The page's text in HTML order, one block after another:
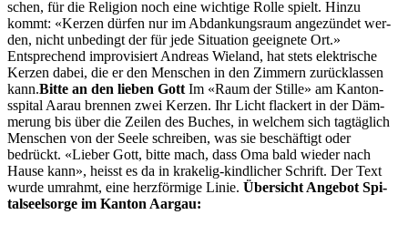
schen, für die Reli­gion noch eine wichtige Rolle spielt. Hinzu
kommt: «Kerzen dür­fen nur im Abdankungsraum angezün­det wer­
den, nicht unbe­d­ingt der für jede Sit­u­a­tion geeignete Ort.»
Entsprechend impro­visiert Andreas Wieland, hat stets elek­trische
Kerzen dabei, die er den Men­schen in den Zim­mern zurück­lassen
kann.Bitte an den lieben Gott Im «Raum der Stille» am Kan­ton­
sspi­tal Aarau bren­nen zwei Kerzen. Ihr Licht flack­ert in der Däm­
merung bis über die Zeilen des Buch­es, in welchem sich tagtäglich
Men­schen von der Seele schreiben, was sie beschäftigt oder
bedrückt. «Lieber Gott, bitte mach, dass Oma bald wieder nach
Hause kann», heisst es da in krake­lig-kindlich­er Schrift. Der Text
wurde umrahmt, eine herzför­mige Lin­ie. Über­sicht Ange­bot Spi­
talseel­sorge im Kan­ton Aar­gau: